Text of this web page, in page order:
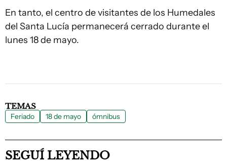
En tanto, el centro de visitantes de los Humedales
del Santa Lucía permanecerá cerrado durante el
lunes 18 de mayo.
TEMAS
Feriado 18 de mayo ómnibus
SEGUÍ LEYENDO